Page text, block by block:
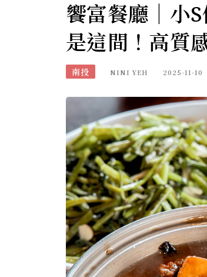
饗富餐廳｜小
是這間！高質
南投 NINI YEH 2025-11-10